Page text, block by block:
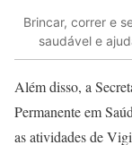
Brincar, correr e
saudável e
Além disso, a
Permanente em
as atividades de